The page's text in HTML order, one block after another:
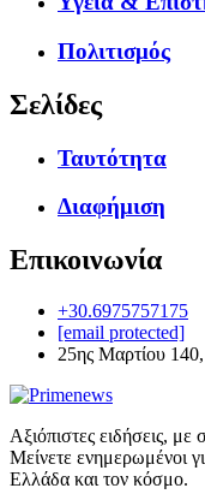
Πολιτισμός
Σελίδες
Ταυτότητα
Διαφήμιση
Επικοινωνία
+30.6975757175
[email protected]
25ης Μαρτίου
Αξιόπιστες ειδήσεις,
Μείνετε ενημερωμένοι
Ελλάδα και τον κόσμο.